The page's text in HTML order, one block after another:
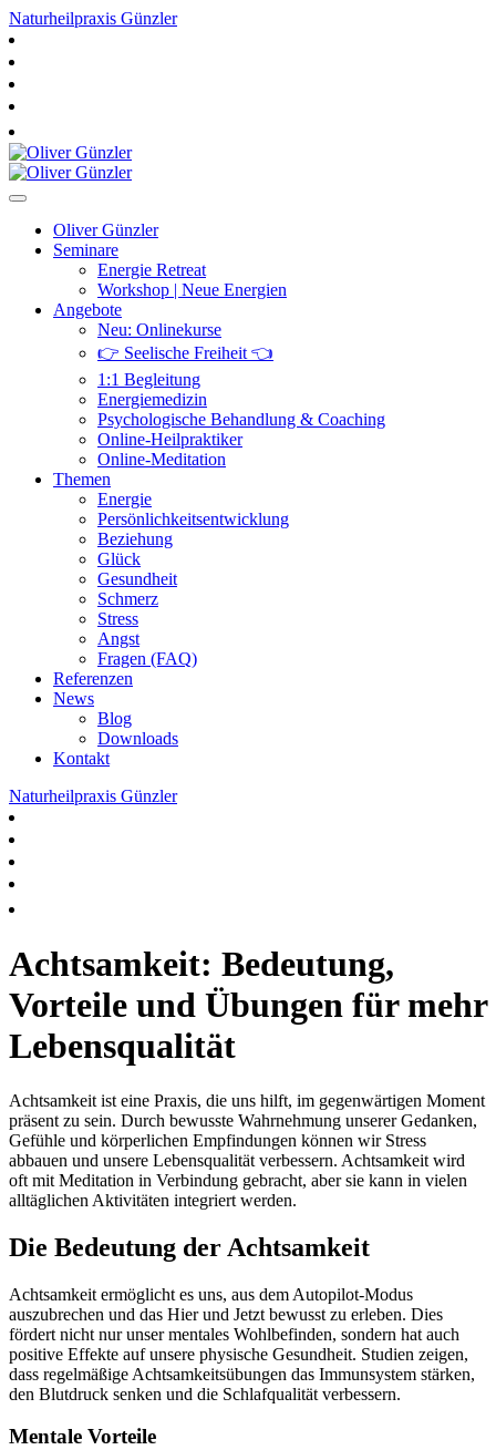
Naturheilpraxis Günzler
Oliver Günzler
Seminare
Energie Retreat
Workshop | Neue Energien
Angebote
Neu: Onlinekurse
👉 Seelische Freiheit 👈
1:1 Begleitung
Energiemedizin
Psychologische Behandlung & Coaching
Online-Heilpraktiker
Online-Meditation
Themen
Energie
Persönlichkeitsentwicklung
Beziehung
Glück
Gesundheit
Schmerz
Stress
Angst
Fragen (FAQ)
Referenzen
News
Blog
Downloads
Kontakt
Naturheilpraxis Günzler
Achtsamkeit: Bedeutung,
Vorteile und Übungen für mehr
Lebensqualität
Achtsamkeit ist eine Praxis, die uns hilft, im gegenwärtigen Moment
präsent zu sein. Durch bewusste Wahrnehmung unserer Gedanken,
Gefühle und körperlichen Empfindungen können wir Stress
abbauen und unsere Lebensqualität verbessern. Achtsamkeit wird
oft mit Meditation in Verbindung gebracht, aber sie kann in vielen
alltäglichen Aktivitäten integriert werden.
Die Bedeutung der Achtsamkeit
Achtsamkeit ermöglicht es uns, aus dem Autopilot-Modus
auszubrechen und das Hier und Jetzt bewusst zu erleben. Dies
fördert nicht nur unser mentales Wohlbefinden, sondern hat auch
positive Effekte auf unsere physische Gesundheit. Studien zeigen,
dass regelmäßige Achtsamkeitsübungen das Immunsystem stärken,
den Blutdruck senken und die Schlafqualität verbessern.
Mentale Vorteile